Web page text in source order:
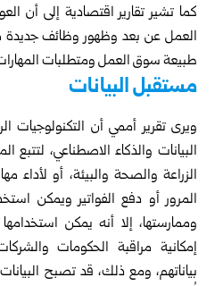
كما تشير تقارير اقتصادية إلى أن
العمل عن بعد وظهور وظائف جديدة
طبيعة سوق العمل ومتطلبات
مستقبل البيانات
ويرى تقرير أممي أن التكنولوجيات
البيانات والذكاء الاصطناعي،
الزراعة والصحة والبيئة، أو لأداء
المرور أو دفع الفواتير ويمكن
وممارستها، إلا أنه يمكن
إمكانية مراقبة الحكومات
بياناتهم، ومع ذلك، قد تصبح